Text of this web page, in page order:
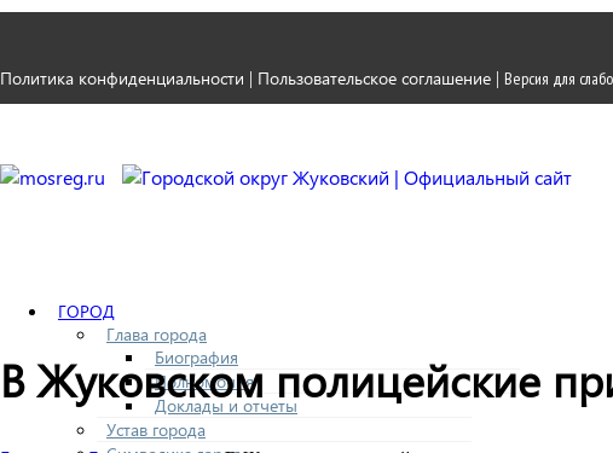
Политика конфиденциальности | Пользовательское соглашение | Версия для
ГОРОД
Глава города
Биография
Полномочия
Доклады и отчеты
Устав города
В Жуковском полицейские